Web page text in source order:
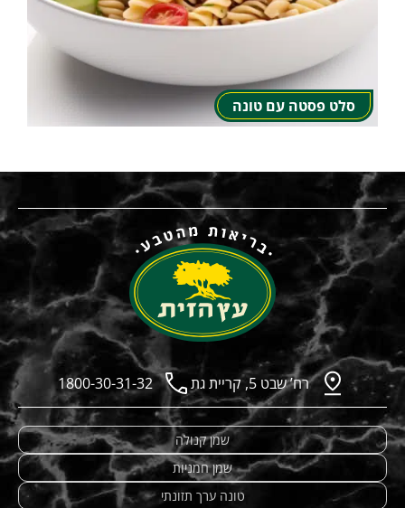
סלט פסטה עם טונה
רח’ שבט 5, קריית גת 1800-30-31-32
שמן קנולה
שמן חמניות
טונה ערך תזונתי